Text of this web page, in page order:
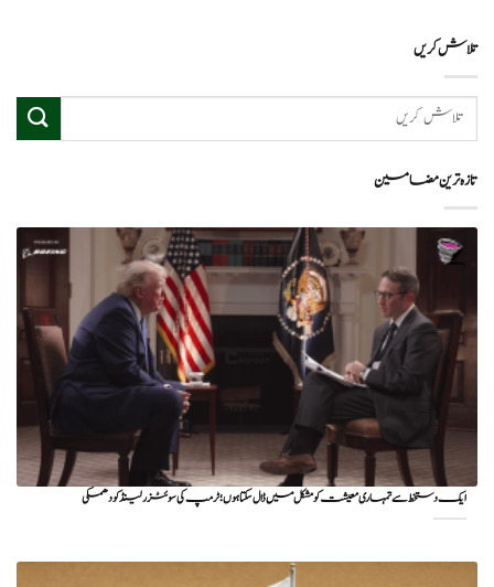
تلاش کریں
تازہ ترین مضامین
ایک دستخط سے تمہاری معیشت کو مشکل میں ڈال سکتا ہوں؛ ٹرمپ کی سوئٹزرلینڈ کو دھمکی